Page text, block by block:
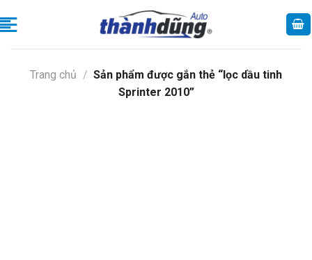
to
Trang chủ / Sản phẩm được gắn thẻ “lọc dầu tinh
Sprinter 2010”